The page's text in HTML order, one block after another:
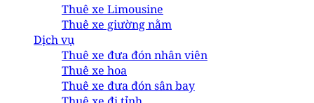
Thuê xe Limousine
Thuê xe giường nằm
Dịch vụ
Thuê xe đưa đón nhân viên
Thuê xe hoa
Thuê xe đưa đón sân bay